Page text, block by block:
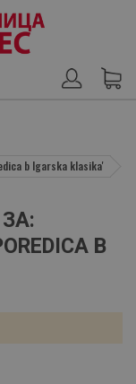
b lgarska klasika'
B